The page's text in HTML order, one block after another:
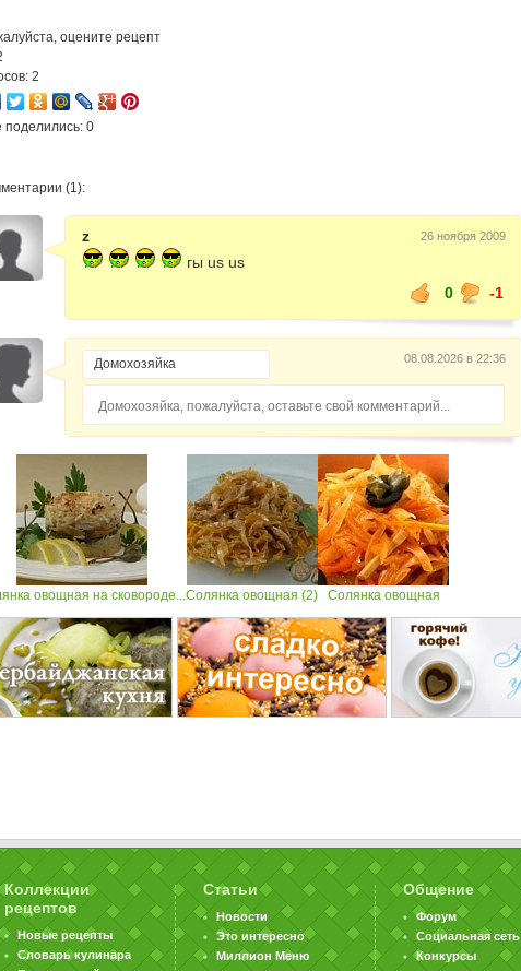
оцените рецепт
2
поделились: 0
(1):
z 26 ноября 2009
гы us us
0
-1
08.08.2026 в 22:36
Домохозяйка, пожалуйста, оставьте свой комментарий...
овощная на сковороде... Солянка овощная (2) Солянка овощная
Коллекции
рецептов
Новые рецепты
Словарь кулинара
Статьи
Новости
Это интересно
Миллион Меню
Общение
Форум
Социальная сеть
Конкурсы